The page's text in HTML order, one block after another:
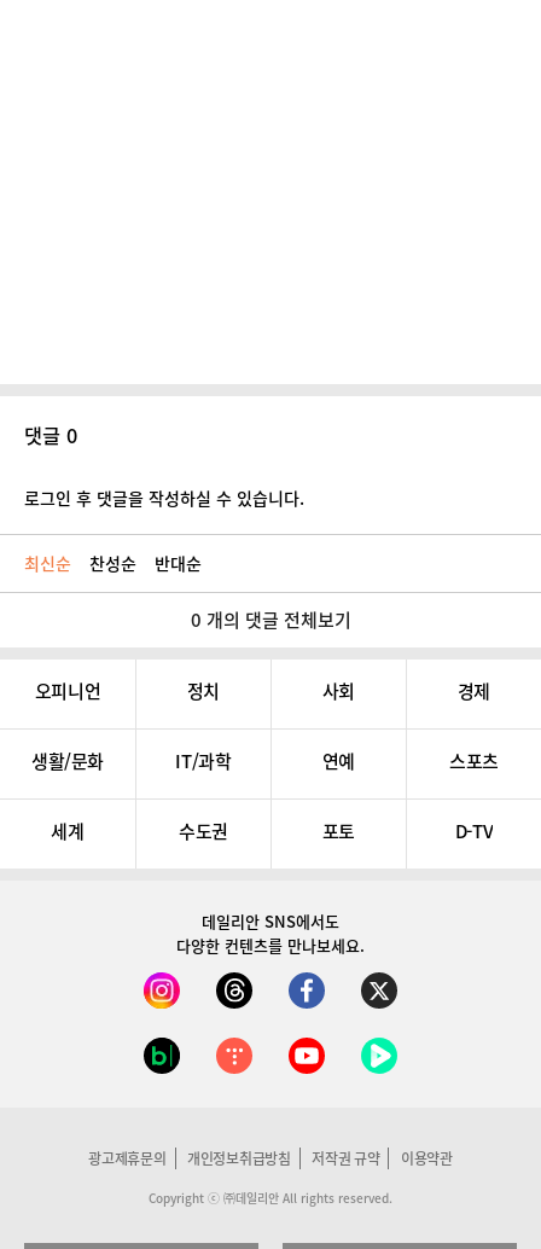
댓글 0
로그인 후 댓글을 작성하실 수 있습니다.
최신순 찬성순 반대순
0 개의 댓글 전체보기
오피니언 정치 사회 경제
생활/문화 IT/과학 연예 스포츠
세계 수도권 포토 D-TV
데일리안 SNS에서도
다양한 컨텐츠를 만나보세요.
광고제휴문의 개인정보취급방침 저작권 규약 이용약관
Copyright ⓒ ㈜데일리안 All rights reserved.